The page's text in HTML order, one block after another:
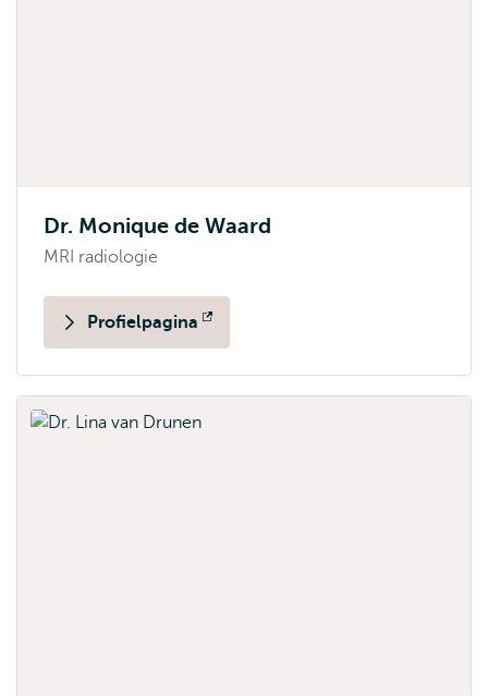
Dr. Monique de Waard
MRI radiologie
Profielpagina
Opent